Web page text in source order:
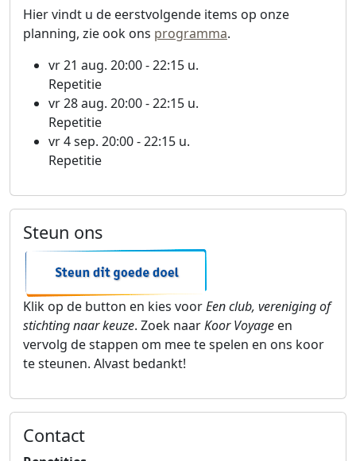
Hier vindt u de eerstvolgende items op onze
planning, zie ook ons programma.
vr 21 aug. 20:00 - 22:15 u.
Repetitie
vr 28 aug. 20:00 - 22:15 u.
Repetitie
vr 4 sep. 20:00 - 22:15 u.
Repetitie
Steun ons
Klik op de button en kies voorEen club, vereniging of
stichting naar keuze. Zoek naarKoor Voyage en
vervolg de stappen om mee te spelen en ons koor
te steunen. Alvast bedankt!
Contact